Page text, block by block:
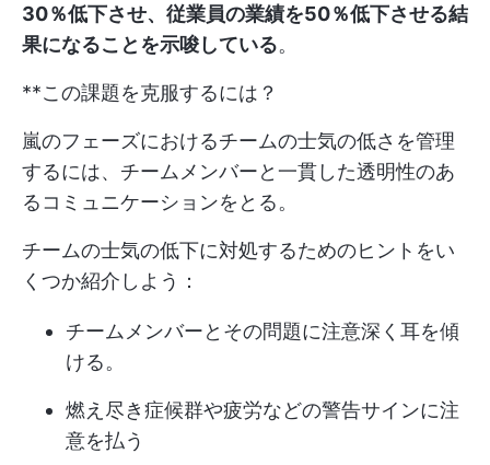
30％低下させ、従業員の業績を50％低下させる結
果になることを示唆している。
**この課題を克服するには？
嵐のフェーズにおけるチームの士気の低さを管理
するには、チームメンバーと一貫した透明性のあ
るコミュニケーションをとる。
チームの士気の低下に対処するためのヒントをい
くつか紹介しよう：
チームメンバーとその問題に注意深く耳を傾
ける。
燃え尽き症候群や疲労などの警告サインに注
意を払う